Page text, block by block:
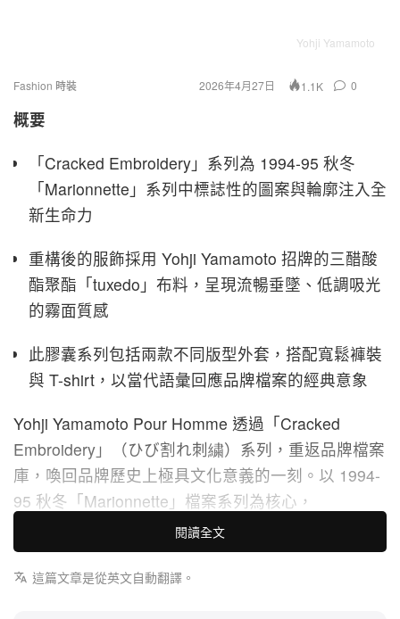
Yohji Yamamoto
Fashion 時裝 2026年4月27日 1.1K 0
概要
「Cracked Embroidery」系列為 1994-95 秋冬
「Marionnette」系列中標誌性的圖案與輪廓注入全
新生命力
重構後的服飾採用 Yohji Yamamoto 招牌的三醋酸
酯聚酯「tuxedo」布料，呈現流暢垂墜、低調吸光
的霧面質感
此膠囊系列包括兩款不同版型外套，搭配寬鬆褲裝
與 T-shirt，以當代語彙回應品牌檔案的經典意象
Yohji Yamamoto Pour Homme 透過「Cracked
Embroidery」（ひび割れ刺繍）系列，重返品牌檔案
庫，喚回品牌歷史上極具文化意義的一刻。以 1994-
95 秋冬「Marionnette」檔案系列為核心，
Yamamoto 並非只是簡單復刻舊作，而是重新激活貫
穿其 90 年代創作的「脆弱」與「控制」哲學命題。
閱讀全文
這篇文章是從英文自動翻譯。